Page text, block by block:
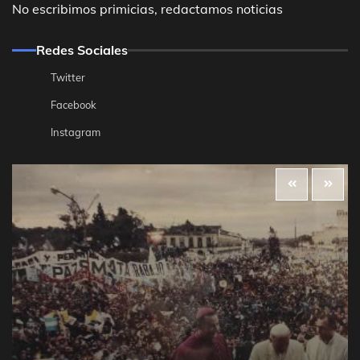
No escribimos primicias, redactamos noticias
Redes Sociales
Twitter
Facebook
Instagram